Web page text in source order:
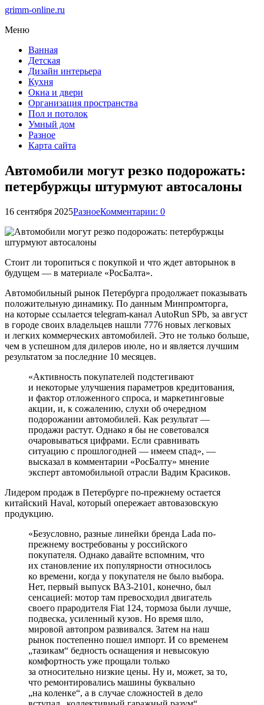
grimm-online.ru
Меню
Ванная
Детская
Дизайн интерьера
Кухня
Окна и двери
Организация пространства
Пол и потолок
Умный дом
Разное
Карта сайта
Автомобили могут резко подорожать:
петербуржцы штурмуют автосалоны
16 сентября 2025РазноеКомментарии: 0
Стоит ли торопиться с покупкой и что ждет авторынок в
будущем — в материале «РосБалта».
Автомобильный рынок Петербурга продолжает показывать
положительную динамику. По данным Минпромторга,
на которые ссылается telegram-канал AutoRun SPb, за август
в городе своих владельцев нашли 7776 новых легковых
и легких коммерческих автомобилей. Это не только больше,
чем в успешном для дилеров июле, но и является лучшим
результатом за последние 10 месяцев.
«Активность покупателей подстегивают
и некоторые улучшения параметров кредитования,
и фактор отложенного спроса, и маркетинговые
акции, и, к сожалению, слухи об очередном
подорожании автомобилей. Как результат —
продажи растут. Однако я бы не советовался
очаровываться цифрами. Если сравнивать
ситуацию с прошлогодней — имеем спад», —
высказал в комментарии «РосБалту» мнение
эксперт автомобильной отрасли Вадим Красиков.
Лидером продаж в Петербурге по-прежнему остается
китайский Haval, который опережает автовазовскую
продукцию.
«Безусловно, разные линейки бренда Lada по-
прежнему востребованы у российского
покупателя. Однако давайте вспомним, что
их становление их популярности относилось
ко времени, когда у покупателя не было выбора.
Нет, первый выпуск ВАЗ-2101, конечно, был
сенсацией: мотор там превосходил двигатель
своего прародителя Fiat 124, тормоза были лучше,
подвеска, усиленный кузов. Но время шло,
мировой автопром развивался. Затем на наш
рынок постепенно пошел импорт. И со временем
„тазикам“ бедность оснащения и невысокую
комфортность уже прощали только
за относительно низкие цены. Ну и, может, за то,
что ремонтировались машины буквально
„на коленке“, а в случае сложностей в дело